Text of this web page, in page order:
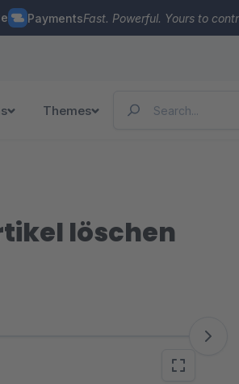
PaymentsFast. Powerful. Yours to
Themes
löschen